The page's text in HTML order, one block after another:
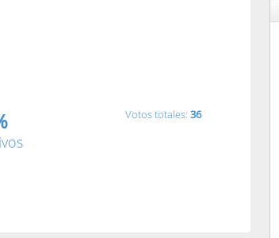
Votos totales: 36